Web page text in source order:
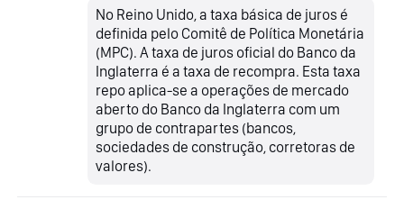
No Reino Unido, a taxa básica de juros é
definida pelo Comitê de Política Monetária
(MPC). A taxa de juros oficial do Banco da
Inglaterra é a taxa de recompra. Esta taxa
repo aplica-se a operações de mercado
aberto do Banco da Inglaterra com um
grupo de contrapartes (bancos,
sociedades de construção, corretoras de
valores).